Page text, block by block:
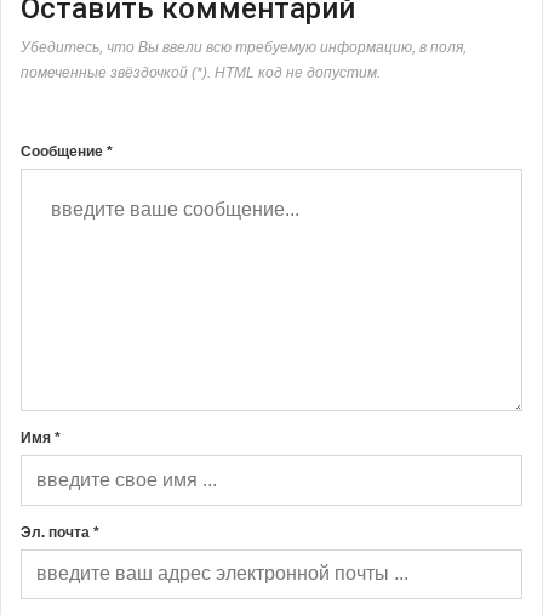
Оставить комментарий
Убедитесь, что Вы ввели всю требуемую информацию, в поля,
помеченные звёздочкой (*). HTML код не допустим.
Сообщение *
Имя *
Эл. почта *